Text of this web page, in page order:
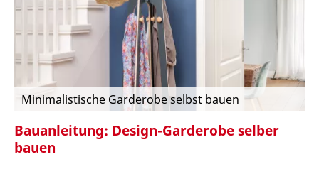
Minimalistische Garderobe selbst bauen
Bauanleitung: Design-Garderobe selber
bauen